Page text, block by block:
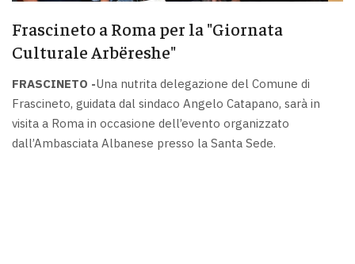
Frascineto a Roma per la "Giornata
Culturale Arbëreshe"
FRASCINETO -Una nutrita delegazione del Comune di
Frascineto, guidata dal sindaco Angelo Catapano, sarà in
visita a Roma in occasione dell’evento organizzato
dall’Ambasciata Albanese presso la Santa Sede.